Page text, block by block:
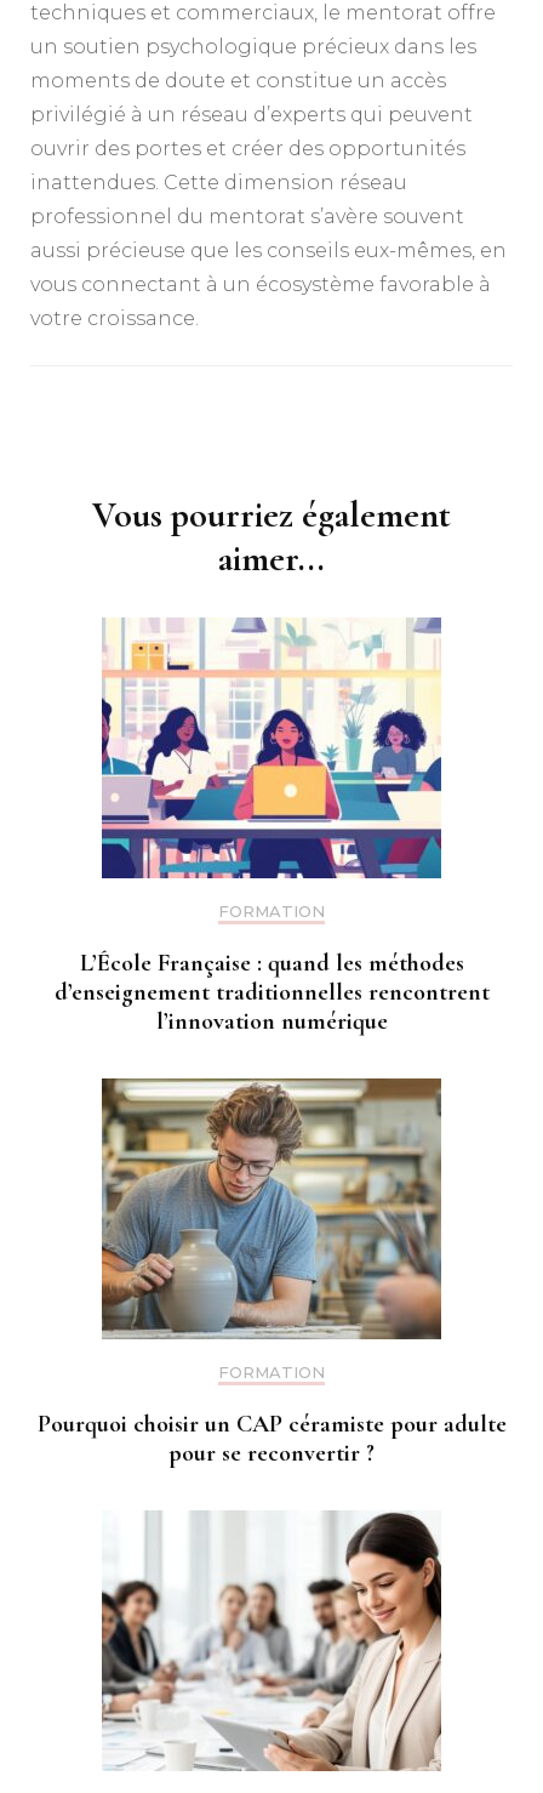
techniques et commerciaux, le mentorat offre
un soutien psychologique précieux dans les
moments de doute et constitue un accès
privilégié à un réseau d’experts qui peuvent
ouvrir des portes et créer des opportunités
inattendues. Cette dimension réseau
professionnel du mentorat s’avère souvent
aussi précieuse que les conseils eux-mêmes, en
vous connectant à un écosystème favorable à
votre croissance.
Vous pourriez également
aimer...
FORMATION
L’École Française : quand les méthodes
d’enseignement traditionnelles rencontrent
l’innovation numérique
FORMATION
Pourquoi choisir un CAP céramiste pour adulte
pour se reconvertir ?